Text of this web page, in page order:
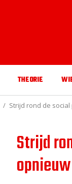
THEORIE
Strijd rond de
Strijd